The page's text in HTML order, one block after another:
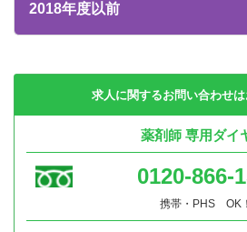
2018年度以前
求人に関するお問い合わせは
薬剤師 専用ダイ
0120-866-
携帯・PHS OK！